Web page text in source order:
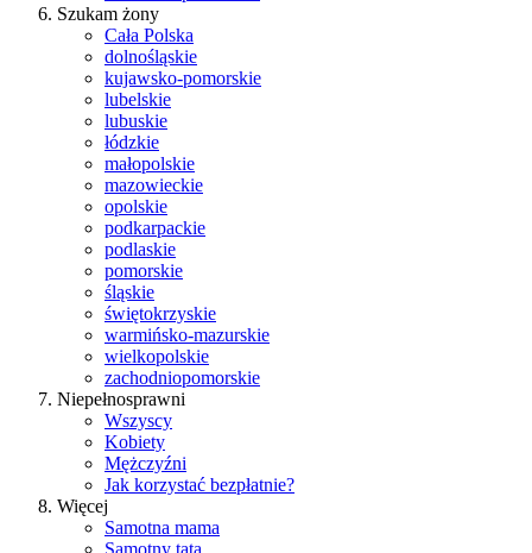
Szukam żony
Cała Polska
dolnośląskie
kujawsko-pomorskie
lubelskie
lubuskie
łódzkie
małopolskie
mazowieckie
opolskie
podkarpackie
podlaskie
pomorskie
śląskie
świętokrzyskie
warmińsko-mazurskie
wielkopolskie
zachodniopomorskie
Niepełnosprawni
Wszyscy
Kobiety
Mężczyźni
Jak korzystać bezpłatnie?
Więcej
Samotna mama
Samotny tata